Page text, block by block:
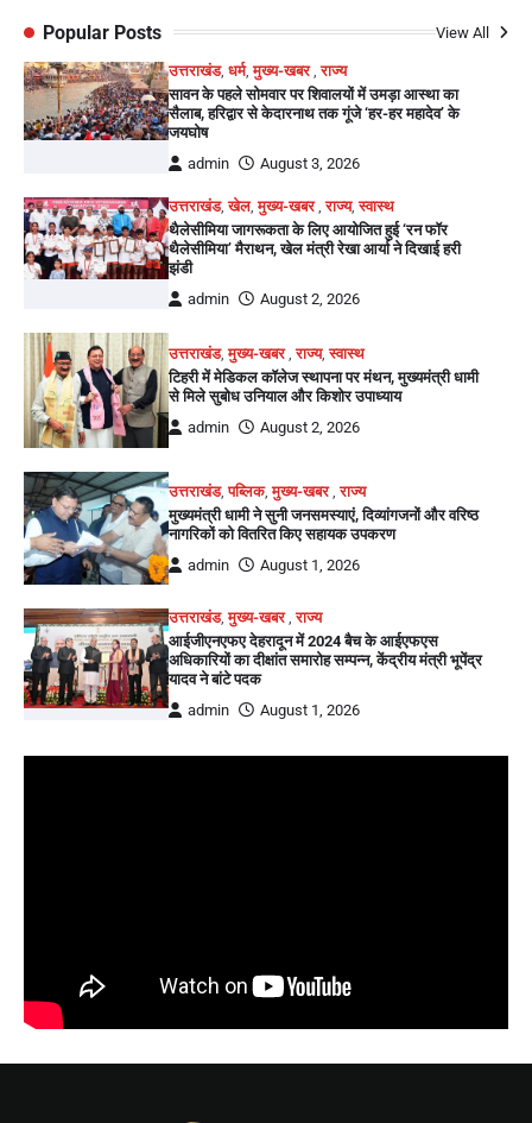
Popular Posts View All
उत्तराखंड,धर्म,मुख्य-खबर ,राज्य
सावन के पहले सोमवार पर शिवालयों में उमड़ा आस्था का
सैलाब, हरिद्वार से केदारनाथ तक गूंजे ‘हर-हर महादेव’ के
जयघोष
admin
August 3, 2026
उत्तराखंड,खेल,मुख्य-खबर ,राज्य,स्वास्थ
थैलेसीमिया जागरूकता के लिए आयोजित हुई ‘रन फॉर
थैलेसीमिया’ मैराथन, खेल मंत्री रेखा आर्या ने दिखाई हरी
झंडी
admin
August 2, 2026
उत्तराखंड,मुख्य-खबर ,राज्य,स्वास्थ
टिहरी में मेडिकल कॉलेज स्थापना पर मंथन, मुख्यमंत्री धामी
से मिले सुबोध उनियाल और किशोर उपाध्याय
admin
August 2, 2026
उत्तराखंड,पब्लिक,मुख्य-खबर ,राज्य
मुख्यमंत्री धामी ने सुनी जनसमस्याएं, दिव्यांगजनों और वरिष्ठ
नागरिकों को वितरित किए सहायक उपकरण
admin
August 1, 2026
उत्तराखंड,मुख्य-खबर ,राज्य
आईजीएनएफए देहरादून में 2024 बैच के आईएफएस
अधिकारियों का दीक्षांत समारोह सम्पन्न, केंद्रीय मंत्री भूपेंद्र
यादव ने बांटे पदक
admin
August 1, 2026